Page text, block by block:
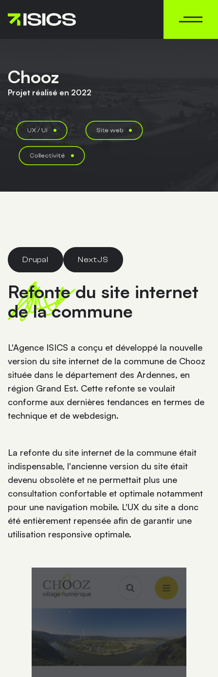
MENU
Chooz
Projet réalisé en 2022
UX / UI Site web
Collectivité
Drupal NextJS
Refonte du site internet
de la commune
L'Agence ISICS a conçu et développé la nouvelle
version du site internet de la commune de Chooz
située dans le département des Ardennes, en
région Grand Est. Cette refonte se voulait
conforme aux dernières tendances en termes de
technique et de webdesign.
La refonte du site internet de la commune était
indispensable, l'ancienne version du site était
devenu obsolète et ne permettait plus une
consultation confortable et optimale notamment
pour une navigation mobile. L'UX du site a donc
été entièrement repensée afin de garantir une
utilisation responsive optimale.